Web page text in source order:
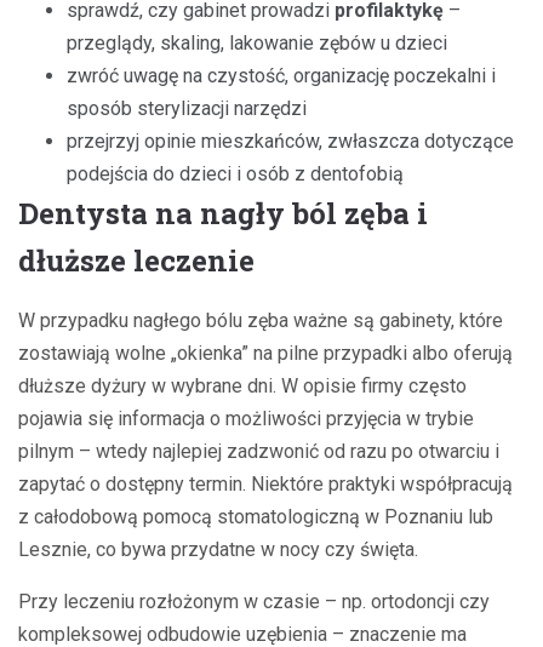
sprawdź, czy gabinet prowadzi profilaktykę –
przeglądy, skaling, lakowanie zębów u dzieci
zwróć uwagę na czystość, organizację poczekalni i
sposób sterylizacji narzędzi
przejrzyj opinie mieszkańców, zwłaszcza dotyczące
podejścia do dzieci i osób z dentofobią
Dentysta na nagły ból zęba i
dłuższe leczenie
W przypadku nagłego bólu zęba ważne są gabinety, które
zostawiają wolne „okienka” na pilne przypadki albo oferują
dłuższe dyżury w wybrane dni. W opisie firmy często
pojawia się informacja o możliwości przyjęcia w trybie
pilnym – wtedy najlepiej zadzwonić od razu po otwarciu i
zapytać o dostępny termin. Niektóre praktyki współpracują
z całodobową pomocą stomatologiczną w Poznaniu lub
Lesznie, co bywa przydatne w nocy czy święta.
Przy leczeniu rozłożonym w czasie – np. ortodoncji czy
kompleksowej odbudowie uzębienia – znaczenie ma